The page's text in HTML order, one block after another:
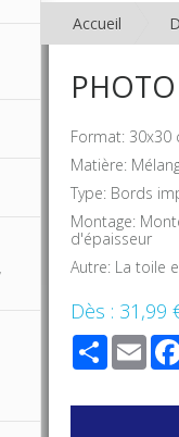
Accueil
Format: 30x30
Matière:
Type: Bords
Montage:
d'épaisseur
Autre: La toile
Dès : 31,99
Share